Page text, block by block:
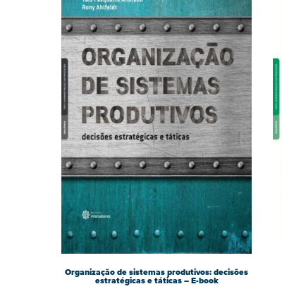
Organização de sistemas produtivos: decisões
estratégicas e táticas – E-book